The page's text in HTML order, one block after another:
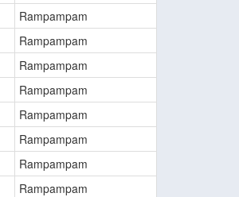
Rampampam
Rampampam
Rampampam
Rampampam
Rampampam
Rampampam
Rampampam
Rampampam